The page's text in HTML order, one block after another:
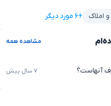
املاک +۶ مورد دیگر
مشاهده همه
آنهاست؟ ۷ سال پیش